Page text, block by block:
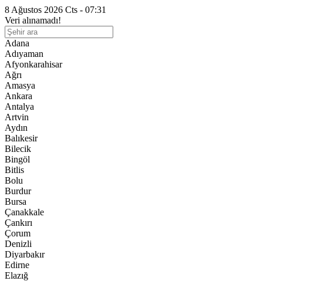
8 Ağustos 2026 Cts - 07:31
Veri alınamadı!
Adana
Adıyaman
Afyonkarahisar
Ağrı
Amasya
Ankara
Antalya
Artvin
Aydın
Balıkesir
Bilecik
Bingöl
Bitlis
Bolu
Burdur
Bursa
Çanakkale
Çankırı
Çorum
Denizli
Diyarbakır
Edirne
Elazığ